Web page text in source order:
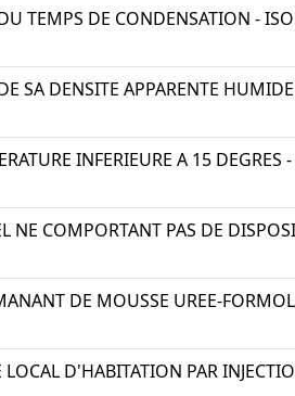
TEMPS DE CONDENSATION -
SA DENSITE APPARENTE
INFERIEURE A 15 DEGRES
NE COMPORTANT PAS DE
DE MOUSSE UREE-
D'HABITATION PAR